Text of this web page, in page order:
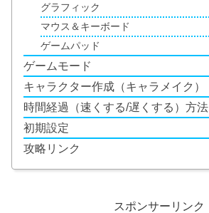
グラフィック
マウス＆キーボード
ゲームパッド
ゲームモード
キャラクター作成（キャラメイク）
時間経過（速くする/遅くする）方法
初期設定
攻略リンク
スポンサーリンク